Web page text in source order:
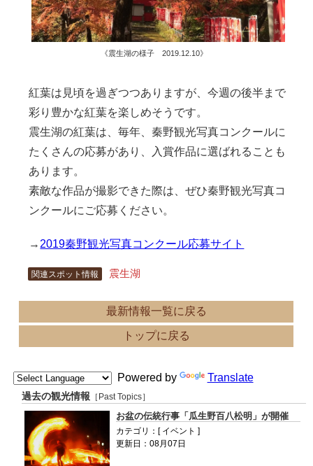
《震生湖の様子 2019.12.10》
紅葉は見頃を過ぎつつありますが、今週の後半まで
彩り豊かな紅葉を楽しめそうです。
震生湖の紅葉は、毎年、秦野観光写真コンクールに
たくさんの応募があり、入賞作品に選ばれることも
あります。
素敵な作品が撮影できた際は、ぜひ秦野観光写真コ
ンクールにご応募ください。
→ 2019秦野観光写真コンクール応募サイト
関連スポット情報 震生湖
最新情報一覧に戻る
トップに戻る
Powered by Translate
過去の観光情報 ［Past Topics］
お盆の伝統行事「瓜生野百八松明」が開催
カテゴリ：[ イベント ]
更新日：08月07日